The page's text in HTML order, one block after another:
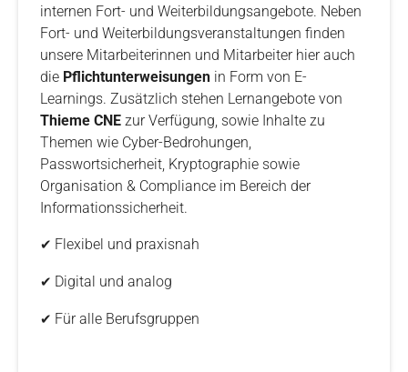
internen Fort- und Weiterbildungsangebote. Neben
Fort- und Weiterbildungsveranstaltungen finden
unsere Mitarbeiterinnen und Mitarbeiter hier auch
die Pflichtunterweisungen in Form von E-
Learnings. Zusätzlich stehen Lernangebote von
Thieme CNE zur Verfügung, sowie Inhalte zu
Themen wie Cyber-Bedrohungen,
Passwortsicherheit, Kryptographie sowie
Organisation & Compliance im Bereich der
Informationssicherheit.
✔ Flexibel und praxisnah
✔ Digital und analog
✔ Für alle Berufsgruppen